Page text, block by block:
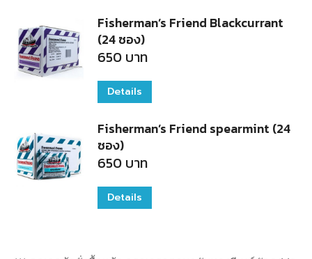
Fisherman’s Friend Blackcurrant
(24 ซอง)
650 บาท
Details
Fisherman’s Friend spearmint (24
ซอง)
650 บาท
Details